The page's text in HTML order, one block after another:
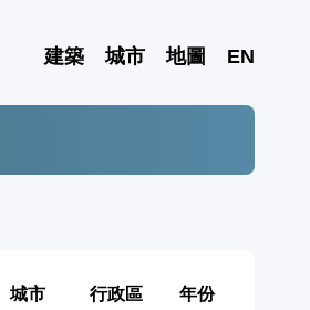
建築 城市 地圖 EN
城市 行政區 年份